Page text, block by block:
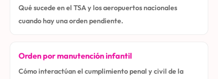
Qué sucede en el TSA y los aeropuertos nacionales
cuando hay una orden pendiente.
Orden por manutención infantil
Cómo interactúan el cumplimiento penal y civil de la